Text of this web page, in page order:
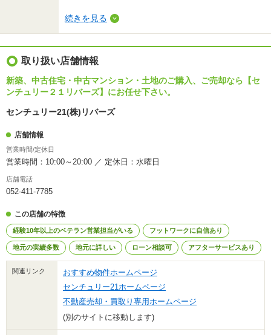
続きを見る
取り扱い店舗情報
新築、中古住宅・中古マンション・土地のご購入、ご売却なら【セ
ンチュリー２１リバーズ】にお任せ下さい。
センチュリー21(株)リバーズ
店舗情報
営業時間/定休日
営業時間：10:00～20:00 ／ 定休日：水曜日
店舗電話
052-411-7785
この店舗の特徴
経験10年以上のベテラン営業担当がいる フットワークに自信あり
地元の実績多数 地元に詳しい ローン相談可 アフターサービスあり
関連リンク
おすすめ物件ホームページ
センチュリー21ホームページ
不動産売却・買取り専用ホームページ
(別のサイトに移動します)